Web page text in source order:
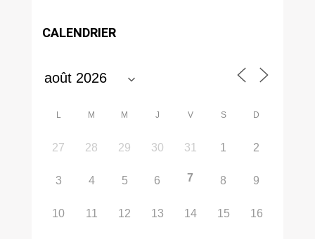
CALENDRIER
L M M J V S D
27 28 29 30 31 1 2
3 4 5 6 7 8 9
10 11 12 13 14 15 16